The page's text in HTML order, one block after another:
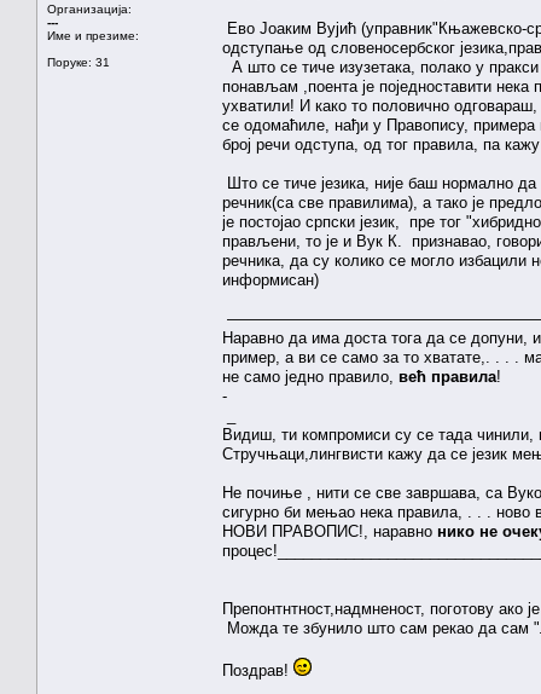
Организација:
---
Име и презиме:
Поруке: 31
Ево Јоаким Вујић (управник"Књажевско-
одступање од словеносербског
А што се тиче изузетака, полако у
понављам ,поента је поједноставити
ухватили! И како то половично
се одомаћиле, нађи у Правопису,
број речи одступа, од тог правила, па
Што се тиче језика, није баш
речник(са све правилима), а тако је
је постојао српски језик, пре тог
прављени, то је и Вук К. признавао,
речника, да су колико се могло избацили
информисан)
Наравно да има доста тога да се допуни,
пример, а ви се само за то хватате,. . . .
не само једно правило, већ правила!
-
Видиш, ти компромиси су се тада чинили,
Стручњаци,лингвисти кажу да се језик
Не почиње , нити се све завршава, са
сигурно би мењао нека правила, . . . ново
НОВИ ПРАВОПИС!, наравно нико не
Препонтнтност,надмненост, поготову ако
Можда те збунило што сам рекао да сам
Поздрав!